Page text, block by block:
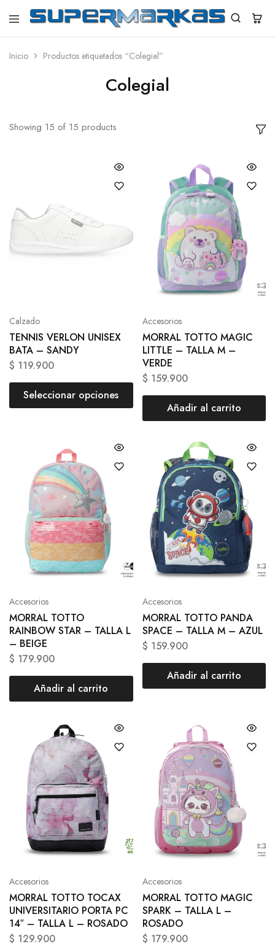
SuperMarkas
Ropa
con
Inicio Productos etiquetados “Colegial”
Colegial
Showing 15 of 15 products
Calzado
TENNIS VERLON UNISEX
BATA – SANDY
$ 119.900
Seleccionar opciones
Accesorios
MORRAL TOTTO MAGIC
LITTLE – TALLA M –
VERDE
$ 159.900
Añadir al carrito
Accesorios
MORRAL TOTTO
RAINBOW STAR – TALLA L
– BEIGE
$ 179.900
Añadir al carrito
Accesorios
MORRAL TOTTO PANDA
SPACE – TALLA M – AZUL
$ 159.900
Añadir al carrito
Accesorios
MORRAL TOTTO TOCAX
UNIVERSITARIO PORTA PC
14″ – TALLA L – ROSADO
$ 129.900
Accesorios
MORRAL TOTTO MAGIC
SPARK – TALLA L –
ROSADO
$ 179.900